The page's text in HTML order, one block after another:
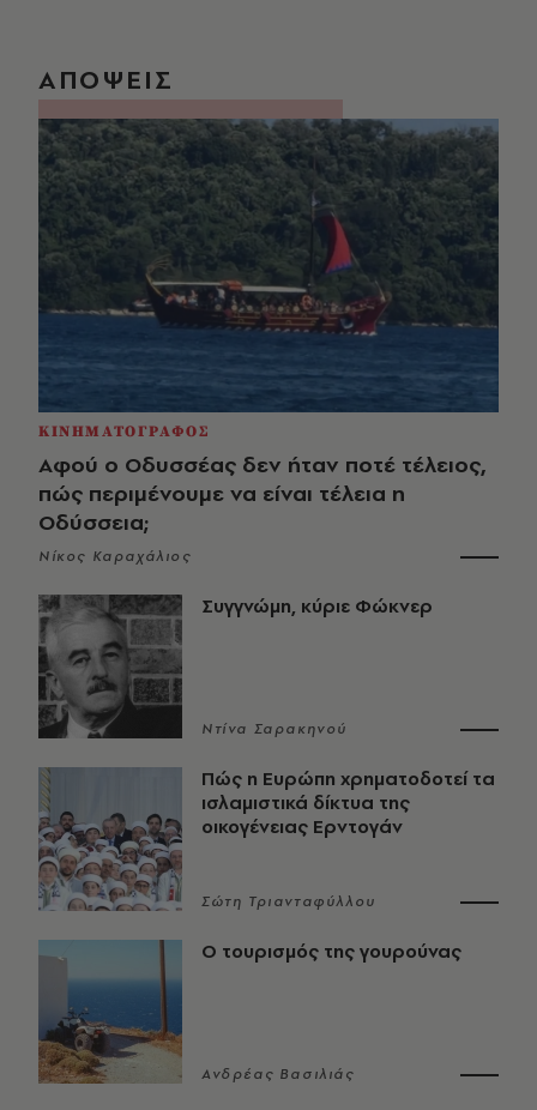
ΑΠΟΨΕΙΣ
ΚΙΝΗΜΑΤΟΓΡΑΦΟΣ
Αφού ο Οδυσσέας δεν ήταν ποτέ τέλειος,
πώς περιμένουμε να είναι τέλεια η
Οδύσσεια;
Νίκος Καραχάλιος
Συγγνώμη, κύριε Φώκνερ
Ντίνα Σαρακηνού
Πώς η Ευρώπη χρηματοδοτεί τα
ισλαμιστικά δίκτυα της
οικογένειας Ερντογάν
Σώτη Τριανταφύλλου
Ο τουρισμός της γουρούνας
Ανδρέας Βασιλιάς